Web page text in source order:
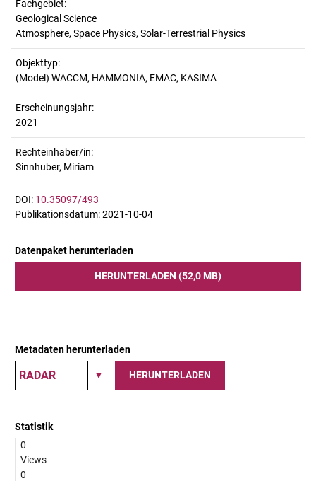
Fachgebiet:
Geological Science
Atmosphere, Space Physics, Solar-Terrestrial Physics
Objekttyp:
(Model) WACCM, HAMMONIA, EMAC, KASIMA
Erscheinungsjahr:
2021
Rechteinhaber/in:
Sinnhuber, Miriam
DOI: 10.35097/493
Publikationsdatum: 2021-10-04
Datenpaket herunterladen
HERUNTERLADEN (52,0 MB)
Metadaten herunterladen
HERUNTERLADEN
Statistik
0
Views
0